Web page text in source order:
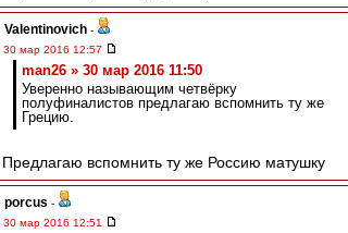
Valentinovich -
30 мар 2016 12:57
man26 » 30 мар 2016 11:50
Уверенно называющим четвёрку
полуфиналистов предлагаю вспомнить ту же
Грецию.
Предлагаю вспомнить ту же Россию матушку
porcus -
30 мар 2016 12:51